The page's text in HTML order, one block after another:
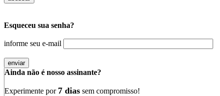
Esqueceu sua senha?
informe seu e-mail
Ainda não é nosso assinante?
Experimente por 7 dias sem compromisso!